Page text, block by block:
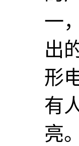
一
出
形
有
亮